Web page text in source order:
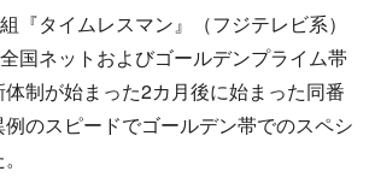
『タイムレスマン』（フジテレビ系）
国ネットおよびゴールデンプライム帯
制が始まった2カ月後に始まった同番
のスピードでゴールデン帯でのスペシ